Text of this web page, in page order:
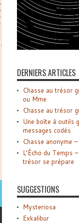
DERNIERS ARTICLES
Chasse au trésor
ou Mme
Chasse au trésor
Une boîte à outils
messages codés
Chasse anonyme
L’Écho du Temps
trésor se prépare
SUGGESTIONS
Mysteriosa
Exkalibur